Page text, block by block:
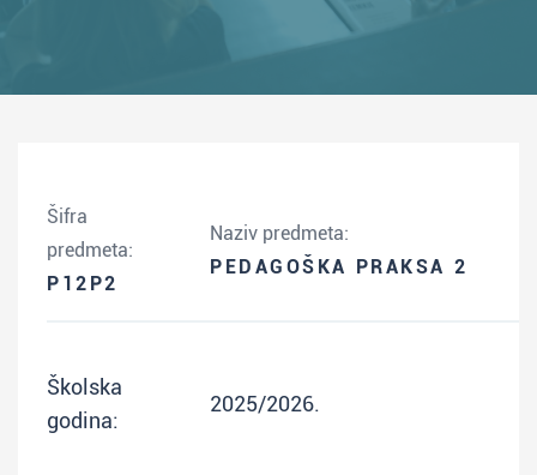
Šifra
predmeta:
P12P2
Naziv predmeta:
PEDAGOŠKA PRAKSA 2
Školska
godina:
2025/2026.